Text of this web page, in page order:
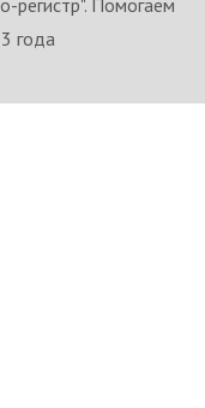
регистр". Помогаем
года